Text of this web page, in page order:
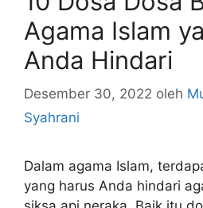
Agama Islam
Anda Hindari
Desember 30, 2022 oleh
Syahrani
Dalam agama Islam,
yang harus Anda hindari